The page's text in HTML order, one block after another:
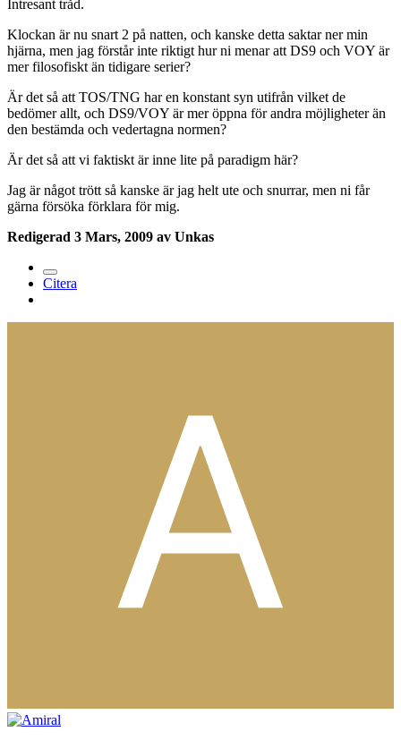
Intresant tråd.
Klockan är nu snart 2 på natten, och kanske detta saktar ner min
hjärna, men jag förstår inte riktigt hur ni menar att DS9 och VOY är
mer filosofiskt än tidigare serier?
Är det så att TOS/TNG har en konstant syn utifrån vilket de
bedömer allt, och DS9/VOY är mer öppna för andra möjligheter än
den bestämda och vedertagna normen?
Är det så att vi faktiskt är inne lite på paradigm här?
Jag är något trött så kanske är jag helt ute och snurrar, men ni får
gärna försöka förklara för mig.
Redigerad 3 Mars, 2009 av Unkas
Citera